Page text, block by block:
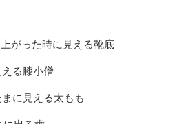
がった時に見える靴底
る膝小僧
に見える太もも